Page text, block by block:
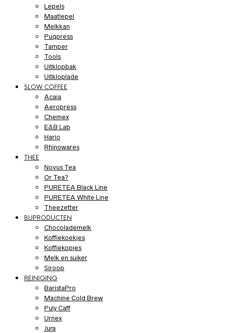
Lepels
Maatlepel
Melkkan
Puqpress
Tamper
Tools
Uitklopbak
Uitkloplade
SLOW COFFEE
Acaia
Aeropress
Chemex
E&B Lab
Hario
Rhinowares
THEE
Novus Tea
Or Tea?
PURETEA Black Line
PURETEA White Line
Theezetter
BIJPRODUCTEN
Chocolademelk
Koffiekoekjes
Koffiekopjes
Melk en suiker
Siroop
REINIGING
BaristaPro
Machine Cold Brew
Puly Caff
Urnex
Jura